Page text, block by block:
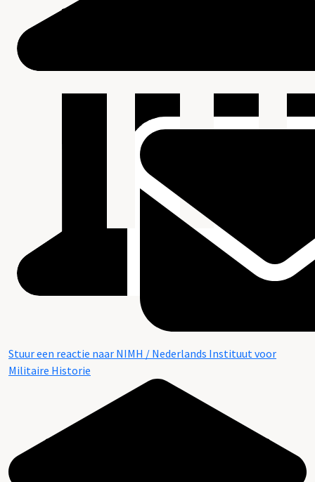
Stuur een reactie naar NIMH / Nederlands Instituut voor
Militaire Historie